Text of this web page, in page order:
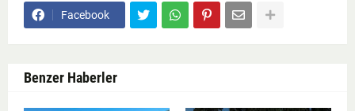
Facebook
Benzer Haberler